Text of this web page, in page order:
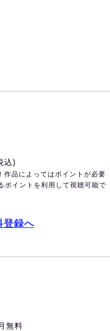
込)
品によってはポイントが必要
ポイントを利用して視聴可能で
登録へ
無料